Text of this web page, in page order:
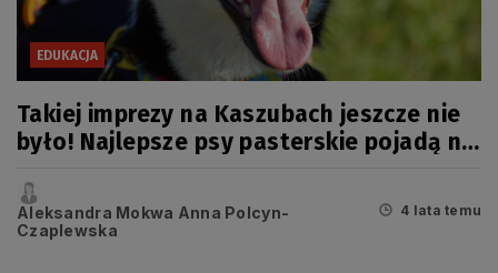
EDUKACJA
Takiej imprezy na Kaszubach jeszcze nie
było! Najlepsze psy pasterskie pojadą na
Aleksandra Mokwa Anna Polcyn-
Czaplewska
4 lata temu